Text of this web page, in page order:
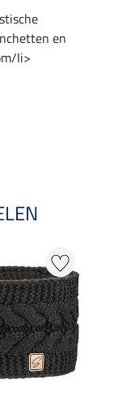
en
li>